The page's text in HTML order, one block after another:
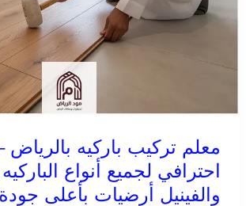
معلم تركيب باركيه بالرياض
احترافي لجميع أنواع الباركيه
والفينيل أرضيات بأعلى جودة
أرضيات